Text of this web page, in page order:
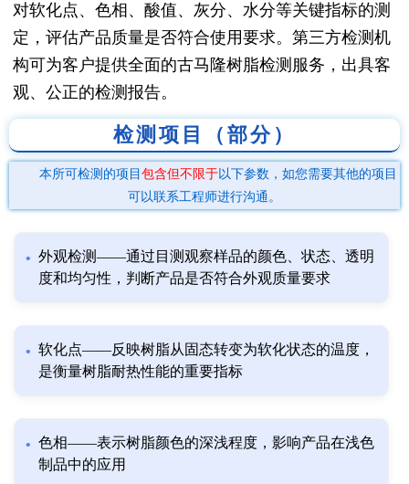
对软化点、色相、酸值、灰分、水分等关键指标的测
定，评估产品质量是否符合使用要求。第三方检测机
构可为客户提供全面的古马隆树脂检测服务，出具客
观、公正的检测报告。
检测项目（部分）
本所可检测的项目 包含但不限于以下参数，如您需要其他的项目
可以联系工程师进行沟通。
外观检测——通过目测观察样品的颜色、状态、透明
度和均匀性，判断产品是否符合外观质量要求
软化点——反映树脂从固态转变为软化状态的温度，
是衡量树脂耐热性能的重要指标
色相——表示树脂颜色的深浅程度，影响产品在浅色
制品中的应用